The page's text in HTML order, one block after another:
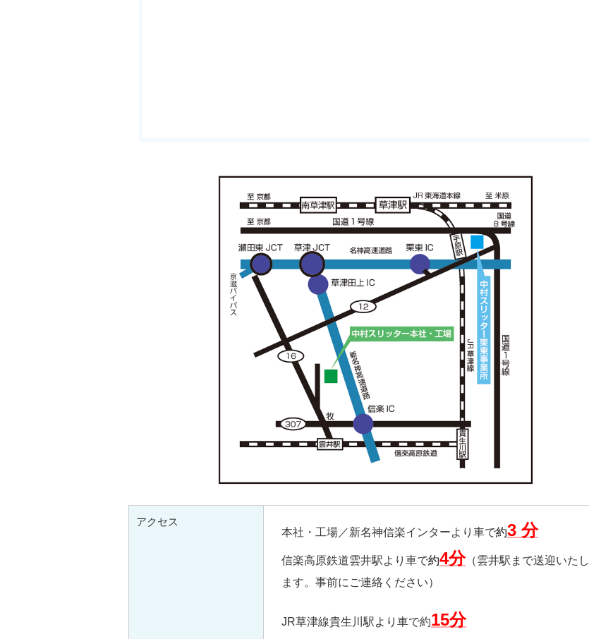
アクセス
本社・工場／新名神信楽インターより車で約3 分
信楽高原鉄道雲井駅より車で約4分（雲井駅まで送迎いたし
ます。事前にご連絡ください）
JR草津線貴生川駅より車で約15分